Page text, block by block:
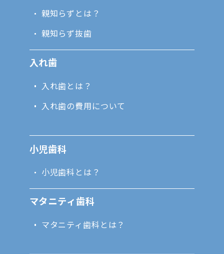
親知らずとは？
親知らず抜歯
入れ歯
入れ歯とは？
入れ歯の費用について
小児歯科
小児歯科とは？
マタニティ歯科
マタニティ歯科とは？